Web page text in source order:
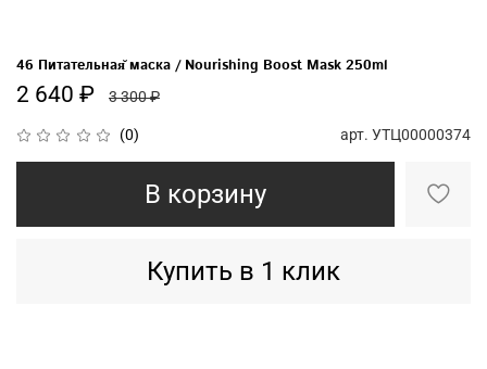
(0) арт. УТЦ00000374
46 Питательная̆ маска / Nourishing Boost Mask 250ml
2 640 ₽ 3 300 ₽
В корзину
Купить в 1 клик